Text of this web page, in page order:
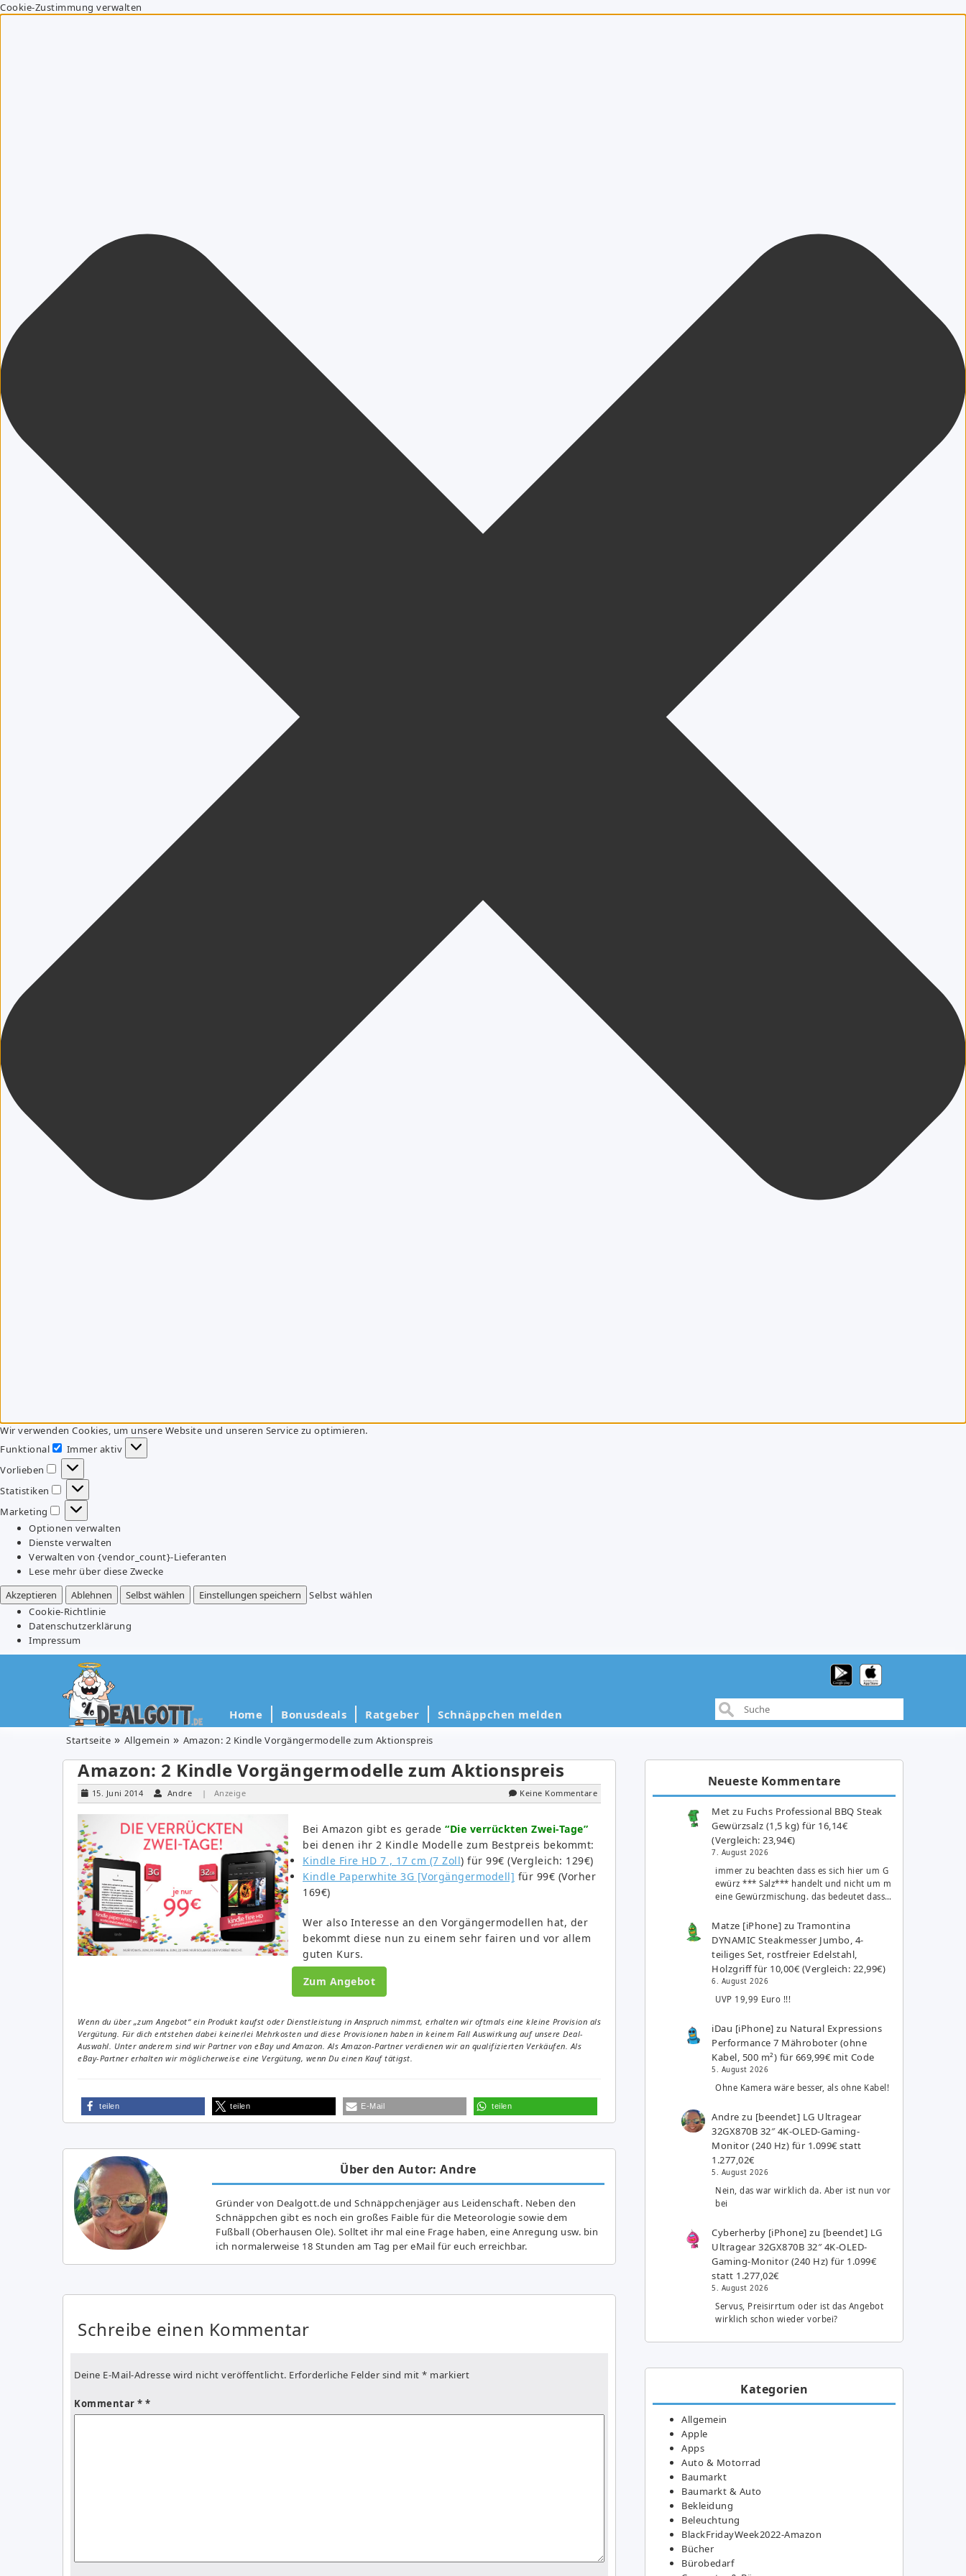
Cookie-Zustimmung verwalten
Wir verwenden Cookies, um unsere Website und unseren Service zu optimieren.
Funktional
Funktional
Immer aktiv
Vorlieben
Vorlieben
Statistiken
Statistiken
Marketing
Marketing
Optionen verwalten
Dienste verwalten
Verwalten von {vendor_count}-Lieferanten
Lese mehr über diese Zwecke
Akzeptieren
Ablehnen Selbst wählen Einstellungen speichern
Selbst wählen
Cookie-Richtlinie
Datenschutzerklärung
Impressum
Home Bonusdeals Ratgeber Schnäppchen melden
Startseite Allgemein Amazon: 2 Kindle Vorgängermodelle zum Aktionspreis
Amazon: 2 Kindle Vorgängermodelle zum Aktionspreis
15. Juni 2014 Andre | Anzeige Keine Kommentare
Bei Amazon gibt es gerade “Die verrückten Zwei-Tage”
bei denen ihr 2 Kindle Modelle zum Bestpreis bekommt:
Kindle Fire HD 7 , 17 cm (7 Zoll) für 99€ (Vergleich: 129€)
Kindle Paperwhite 3G [Vorgängermodell] für 99€ (Vorher
169€)
Wer also Interesse an den Vorgängermodellen hat, der
bekommt diese nun zu einem sehr fairen und vor allem
guten Kurs.
Zum Angebot
Wenn du über „zum Angebot“ ein Produkt kaufst oder Dienstleistung in Anspruch nimmst, erhalten wir oftmals eine kleine Provision als
Vergütung. Für dich entstehen dabei keinerlei Mehrkosten und diese Provisionen haben in keinem Fall Auswirkung auf unsere Deal-
Auswahl. Unter anderem sind wir Partner von eBay und Amazon. Als Amazon-Partner verdienen wir an qualifizierten Verkäufen. Als
eBay-Partner erhalten wir möglicherweise eine Vergütung, wenn Du einen Kauf tätigst.
teilen teilen E-Mail teilen
Über den Autor: Andre
Gründer von Dealgott.de und Schnäppchenjäger aus Leidenschaft. Neben den
Schnäppchen gibt es noch ein großes Fai­ble für die Meteorologie sowie dem
Fußball (Oberhausen Ole). Solltet ihr mal eine Frage haben, eine Anregung usw. bin
ich normalerweise 18 Stunden am Tag per eMail für euch erreichbar.
Schreibe einen Kommentar
Deine E-Mail-Adresse wird nicht veröffentlicht. Erforderliche Felder sind mit * markiert
Kommentar *
Neueste Kommentare
Met zu Fuchs Professional BBQ Steak
Gewürzsalz (1,5 kg) für 16,14€
(Vergleich: 23,94€)
7. August 2026
immer zu beachten dass es sich hier um G
ewürz *** Salz*** handelt und nicht um m
eine Gewürzmischung. das bedeutet dass…
Matze [iPhone] zuTramontina
DYNAMIC Steakmesser Jumbo, 4-
teiliges Set, rostfreier Edelstahl,
Holzgriff für 10,00€ (Vergleich: 22,99€)
6. August 2026
UVP 19,99 Euro !!!
iDau [iPhone] zu Natural Expressions
Performance 7 Mähroboter (ohne
Kabel, 500 m²) für 669,99€ mit Code
5. August 2026
Ohne Kamera wäre besser, als ohne Kabel!
Andre zu [beendet] LG Ultragear
32GX870B 32″ 4K-OLED-Gaming-
Monitor (240 Hz) für 1.099€ statt
1.277,02€
5. August 2026
Nein, das war wirklich da. Aber ist nun vor
bei
Cyberherby [iPhone] zu [beendet] LG
Ultragear 32GX870B 32″ 4K-OLED-
Gaming-Monitor (240 Hz) für 1.099€
statt 1.277,02€
5. August 2026
Servus, Preisirrtum oder ist das Angebot
wirklich schon wieder vorbei?
Kategorien
Allgemein
Apple
Apps
Auto & Motorrad
Baumarkt
Baumarkt & Auto
Bekleidung
Beleuchtung
BlackFridayWeek2022-Amazon
Bücher
Bürobedarf